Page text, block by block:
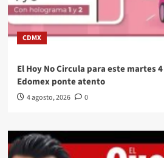
CDMX
El Hoy No Circula para este martes
Edomex ponte atento
4 agosto, 2026 0